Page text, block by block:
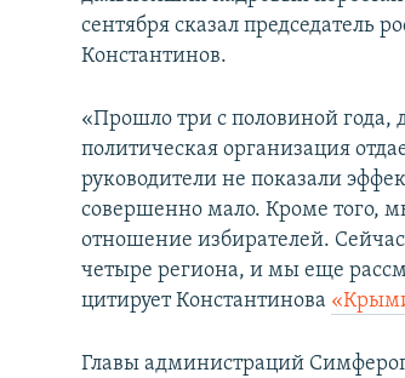
сентября сказал председатель
Константинов.
«Прошло три с половиной года,
политическая организация
руководители не показали
совершенно мало. Кроме того,
отношение избирателей.
четыре региона, и мы еще
цитирует Константинова
Главы администраций